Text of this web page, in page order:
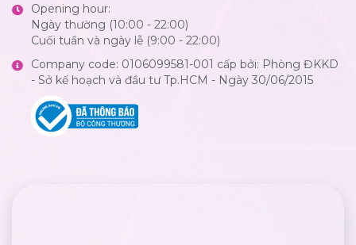
Opening hour:
Ngày thường (10:00 - 22:00)
Cuối tuần và ngày lễ (9:00 - 22:00)
Company code: 0106099581-001 cấp bởi: Phòng ĐKKD
- Sở kế hoạch và đầu tư Tp.HCM - Ngày 30/06/2015